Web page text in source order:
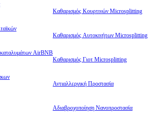
AirBNB
Καθαρισμός Κουρτινών Microsplitting
Καθαρισμός Αυτοκινήτων Microsplitting
Καθαρισμός Γιοτ Microsplitting
Αντιαλλεργική Προστασία
Αδιαβροχοποίηση Νανοπροστασία